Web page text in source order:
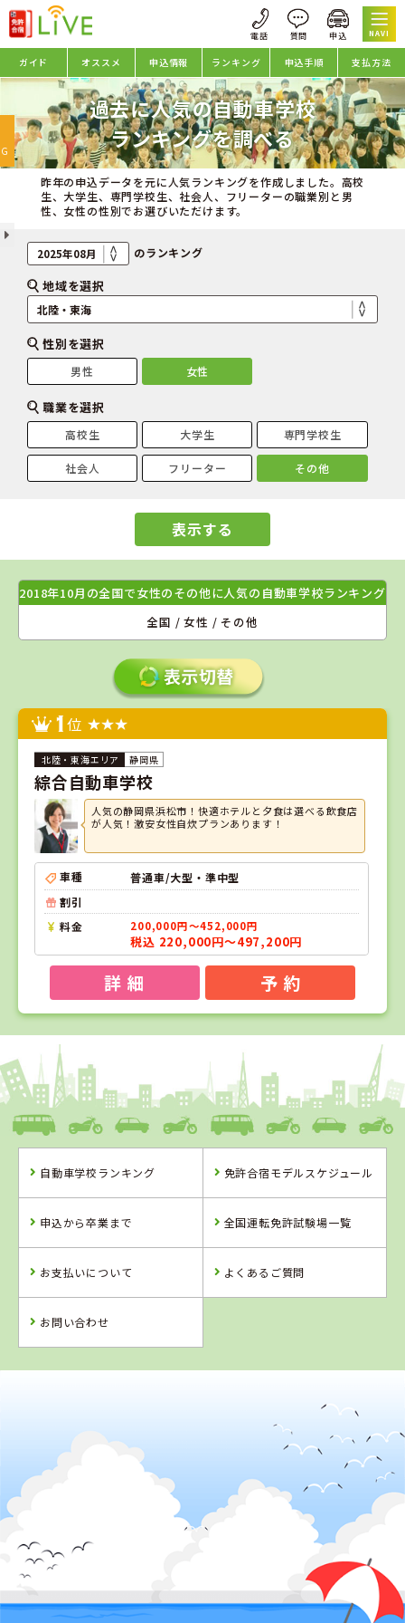
NAVI
ガイド オススメ 申込情報 ランキング 申込手順 支払方法
過去に人気の自動車学校
ランキングを調べる
昨年の申込データを元に人気ランキングを作成しました。高校
生、大学生、専門学校生、社会人、フリーターの職業別と男
性、女性の性別でお選びいただけます。
のランキング
地域を選択
性別を選択
男性 女性
職業を選択
高校生 大学生 専門学校生
社会人 フリーター その他
表示する
2018年10月の全国で女性のその他に人気の自動車学校ランキング
全国 / 女性 / その他
1位
静岡県
綜合自動車学校
人気の静岡県浜松市！快適ホテルと夕食は選べる飲食店
が人気！激安女性自炊プランあります！
車種
普通車/大型・準中型
割引
料金
200,000円～452,000円
税込 220,000円～497,200円
詳 細 予 約
1
静岡県
綜合自動車学校
詳 細 予 約
予 約
自動車学校ランキング 免許合宿モデルスケジュール
申込から卒業まで 全国運転免許試験場一覧
お支払いについて よくあるご質問
お問い合わせ